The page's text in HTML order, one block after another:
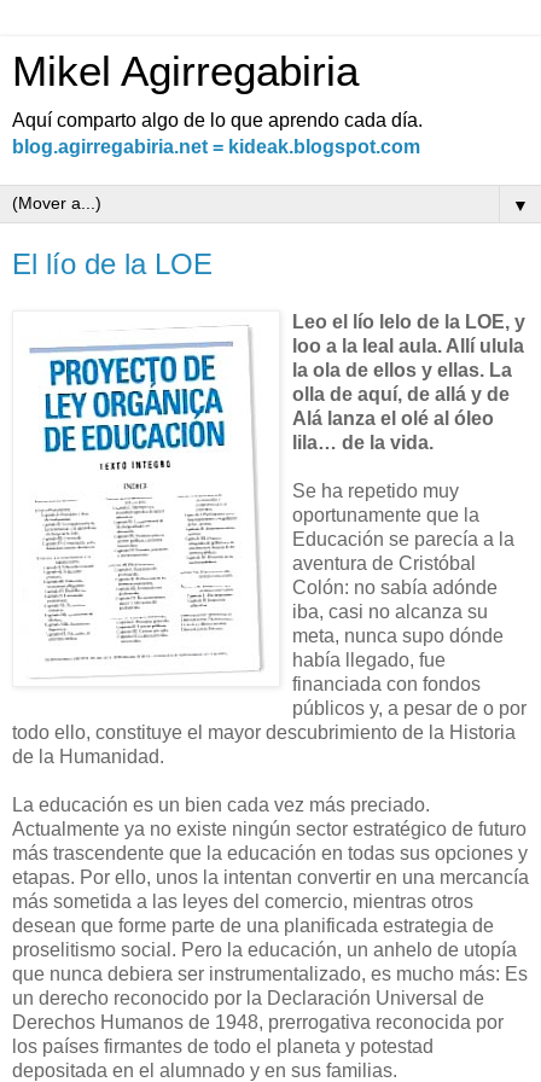
Mikel Agirregabiria
Aquí comparto algo de lo que aprendo cada día.
blog.agirregabiria.net = kideak.blogspot.com
▼
El lío de la LOE
Leo el lío lelo de la LOE, y
loo a la leal aula. Allí ulula
la ola de ellos y ellas. La
olla de aquí, de allá y de
Alá lanza el olé al óleo
lila… de la vida.
Se ha repetido muy
oportunamente que la
Educación se parecía a la
aventura de Cristóbal
Colón: no sabía adónde
iba, casi no alcanza su
meta, nunca supo dónde
había llegado, fue
financiada con fondos
públicos y, a pesar de o por
todo ello, constituye el mayor descubrimiento de la Historia
de la Humanidad.
La educación es un bien cada vez más preciado.
Actualmente ya no existe ningún sector estratégico de futuro
más trascendente que la educación en todas sus opciones y
etapas. Por ello, unos la intentan convertir en una mercancía
más sometida a las leyes del comercio, mientras otros
desean que forme parte de una planificada estrategia de
proselitismo social. Pero la educación, un anhelo de utopía
que nunca debiera ser instrumentalizado, es mucho más: Es
un derecho reconocido por la Declaración Universal de
Derechos Humanos de 1948, prerrogativa reconocida por
los países firmantes de todo el planeta y potestad
depositada en el alumnado y en sus familias.